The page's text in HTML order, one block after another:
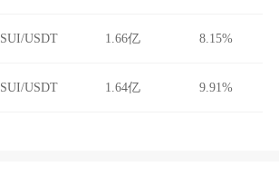
SUI/USDT 1.66亿 8.15%
SUI/USDT 1.64亿 9.91%